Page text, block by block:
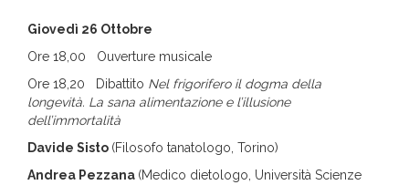
Giovedì 26 Ottobre
Ore 18,00 Ouverture musicale
Ore 18,20 Dibattito Nel frigorifero il dogma della
longevità. La sana alimentazione e l’illusione
dell’immortalità
Davide Sisto (Filosofo tanatologo, Torino)
Andrea Pezzana (Medico dietologo, Università Scienze